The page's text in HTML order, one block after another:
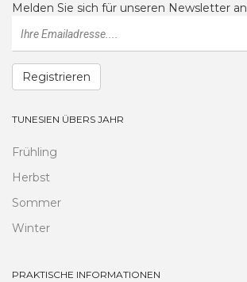
Melden Sie sich für unseren Newsletter an
Registrieren
TUNESIEN ÜBERS JAHR
Frühling
Herbst
Sommer
Winter
PRAKTISCHE INFORMATIONEN